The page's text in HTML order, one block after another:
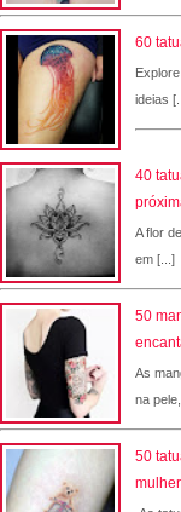
60
ideias
40
A flor
em [...]
50
As
na
50